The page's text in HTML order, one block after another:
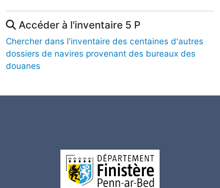
Accéder à l'inventaire 5 P
Chercher dans l'inventaire des centaines d'autres
dossiers de navires provenant des bureaux des
douanes